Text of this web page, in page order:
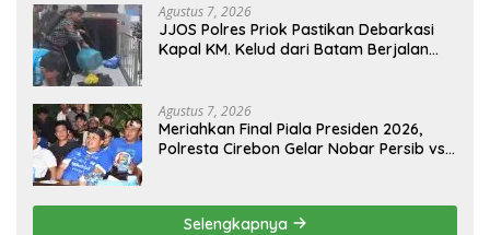
Agustus 7, 2026
JJOS Polres Priok Pastikan Debarkasi
Kapal KM. Kelud dari Batam Berjalan
Agustus 7, 2026
Meriahkan Final Piala Presiden 2026,
Polresta Cirebon Gelar Nobar Persib vs
Selengkapnya